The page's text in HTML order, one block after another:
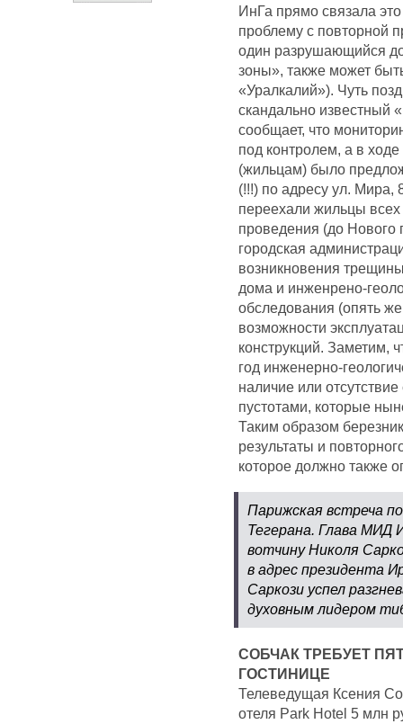
ИнГа прямо связала
проблему с повторной
один разрушающийся
зоны», также может
«Уралкалий»). Чуть
скандально известный
сообщает, что
под контролем, а в
(жильцам) было
(!!!) по адресу ул.
переехали жильцы
проведения (до Нового
городская
возникновения
дома и инженрено-
обследования (опять
возможности
конструкций. Заметим,
год инженерно-
наличие или
пустотами, которые
Таким образом
результаты и
которое должно также
Парижская встреча
Тегерана. Глава МИД
вотчину Николя
в адрес президента
Саркози успел
духовным лидером
СОБЧАК ТРЕБУЕТ
ГОСТИНИЦЕ
Телеведущая Ксения
отеля Park Hotel 5 млн